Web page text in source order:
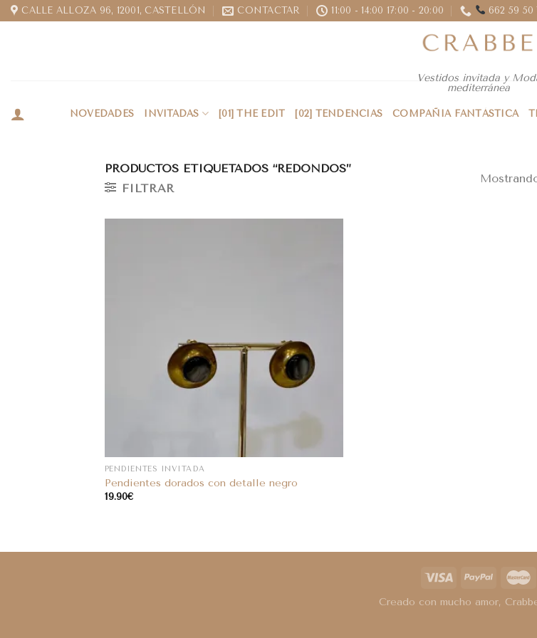
CALLE ALLOZA 96, 12001, CASTELLÓN CONTACTAR 11:00 - 14:00 17:00 - 20:00 662 59 50
Vestidos invitada y
mediterránea
NOVEDADES INVITADAS [01] THE EDIT [02] TENDENCIAS COMPAÑIA FANTÁSTICA
PRODUCTOS ETIQUETADOS “REDONDOS”
FILTRAR
PENDIENTES INVITADA
Pendientes dorados con detalle negro
19.90€
Creado con mucho amor,